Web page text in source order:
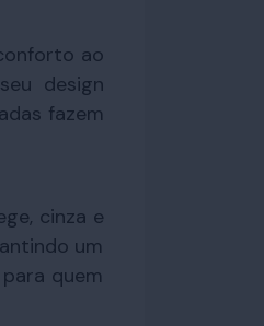
ao
design
fazem
cinza e
um
quem